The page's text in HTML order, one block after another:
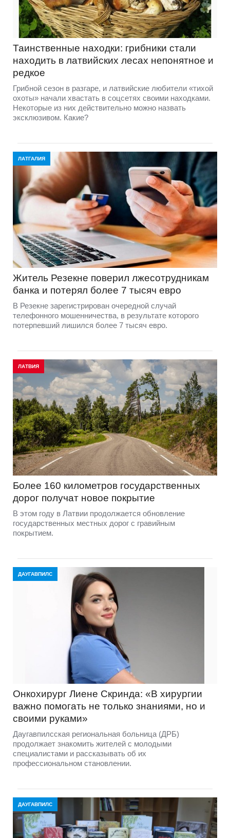
Таинственные находки: грибники стали
находить в латвийских лесах непонятное и
редкое
Грибной сезон в разгаре, и латвийские любители «тихой
охоты» начали хвастать в соцсетях своими находками.
Некоторые из них действительно можно назвать
эксклюзивом. Какие?
ЛАТГАЛИЯ
Житель Резекне поверил лжесотрудникам
банка и потерял более 7 тысяч евро
В Резекне зарегистрирован очередной случай
телефонного мошенничества, в результате которого
потерпевший лишился более 7 тысяч евро.
ЛАТВИЯ
Более 160 километров государственных
дорог получат новое покрытие
В этом году в Латвии продолжается обновление
государственных местных дорог с гравийным
покрытием.
ДАУГАВПИЛС
Онкохирург Лиене Скринда: «В хирургии
важно помогать не только знаниями, но и
своими руками»
Даугавпилсская региональная больница (ДРБ)
продолжает знакомить жителей с молодыми
специалистами и рассказывать об их
профессиональном становлении.
ДАУГАВПИЛС